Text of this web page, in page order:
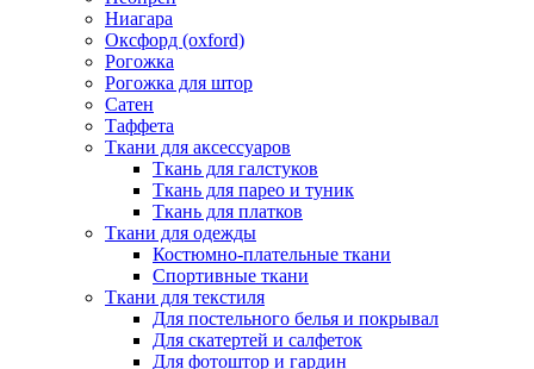
Ниагара
Оксфорд (oxford)
Рогожка
Рогожка для штор
Сатен
Таффета
Ткани для аксессуаров
Ткань для галстуков
Ткань для парео и туник
Ткань для платков
Ткани для одежды
Костюмно-плательные ткани
Спортивные ткани
Ткани для текстиля
Для постельного белья и покрывал
Для скатертей и салфеток
Для фотоштор и гардин